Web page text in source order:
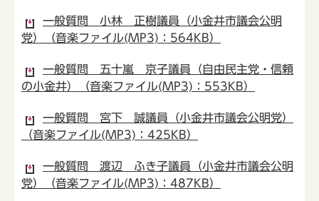
一般質問 小林 正樹議員（小金井市議会公明
党）（音楽ファイル(MP3)：564KB）
一般質問 五十嵐 京子議員（自由民主党・信頼
の小金井）（音楽ファイル(MP3)：553KB）
一般質問 宮下 誠議員（小金井市議会公明党）
（音楽ファイル(MP3)：425KB）
一般質問 渡辺 ふき子議員（小金井市議会公明
党）（音楽ファイル(MP3)：487KB）